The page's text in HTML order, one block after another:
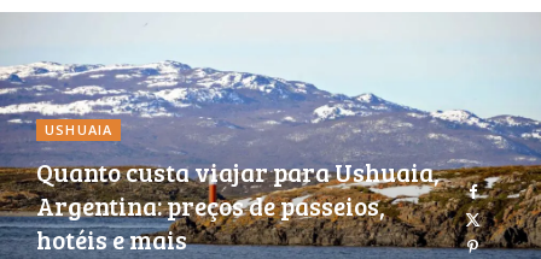
b
o
o
a
g
r
USHUAIA
Quanto custa viajar para Ushuaia,
Argentina: preços de passeios,
hotéis e mais